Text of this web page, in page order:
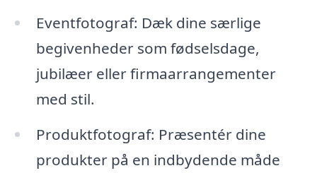
Eventfotograf: Dæk dine særlige
begivenheder som fødselsdage,
jubilæer eller firmaarrangementer
med stil.
Produktfotograf: Præsentér dine
produkter på en indbydende måde